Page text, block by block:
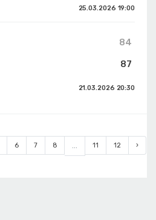
25.03.2026 19:00
84
87
21.03.2026 20:30
6 7 8 ... 11 12 ›